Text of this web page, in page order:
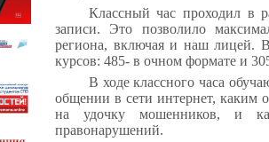
Классный час проходил в
записи. Это позволило
региона, включая и наш лицей.
курсов: 485- в очном формате и
В ходе классного часа
общении в сети интернет, каким
на удочку мошенников, и
правонарушений.